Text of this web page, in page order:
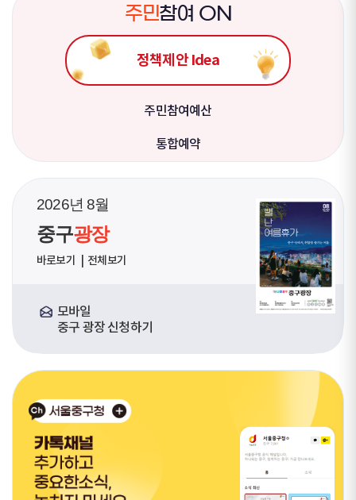
5) 및 교육봉사 인정(학교 협의 필요) 처리 ○ 우수 활동 멘토 표창 ■ 신청
방법 ○ 담당자 이메일로 신청서 제출 (sinar777@junggu.seoul.kr)
- 제출서류 : ①지원서(개인정보 수집 및 이용 동의서, 범죄 경력조회 동
의서 포함), ②재·휴학증명서 (멘토,멘티 1:1 매칭이므로, 멘티 모집 상
황에 따라 멘토 일부 선발 취소 가능) ※ 이메일 확인 후 접수 완료건 담
당자 회신 예정(미수신 시 별도 연락 요청) ○ 선발결과 : 9월 중(별도 안내
예정) ○ 사전교육 : 9월 중(예정) 추후 별도 공지 ○ 문 의 : 중구청 교육정
주민참여 ON
정책제안 Idea
주민참여예산
통합예약
2026년 8월
중구광장
바로보기 전체보기
모바일
중구 광장 신청하기